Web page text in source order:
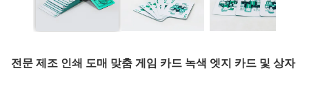
전문 제조 인쇄 도매 맞춤 게임 카드 녹색 엣지 카드 및 상자